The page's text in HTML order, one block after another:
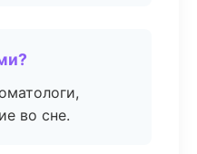
во сне.